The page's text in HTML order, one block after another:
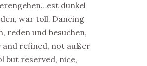
dunkel
war toll. Dancing
reden und besuchen,
and refined, not außer
but reserved, nice,